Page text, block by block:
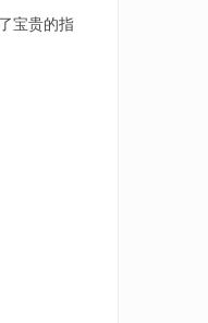
宝贵的指